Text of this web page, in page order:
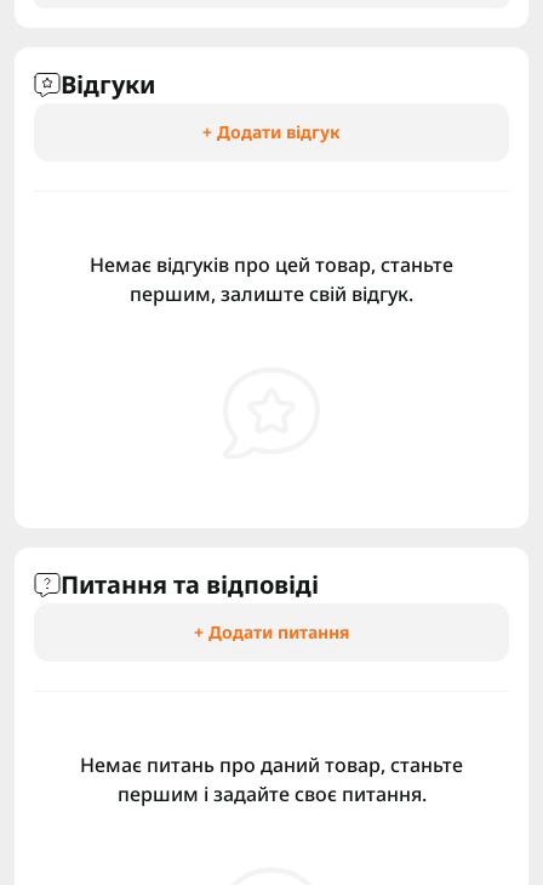
Відгуки
+ Додати відгук
Немає відгуків про цей товар, станьте
першим, залиште свій відгук.
Питання та відповіді
+ Додати питання
Немає питань про даний товар, станьте
першим і задайте своє питання.